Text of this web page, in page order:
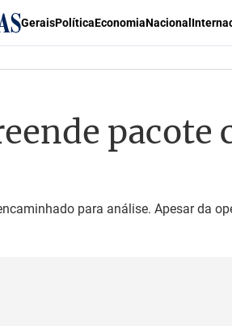
GeraisPolíticaEconomiaNacional
para análise. Apesar da